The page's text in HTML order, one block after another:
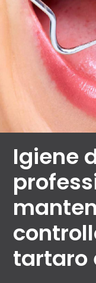
Igiene
tartaro